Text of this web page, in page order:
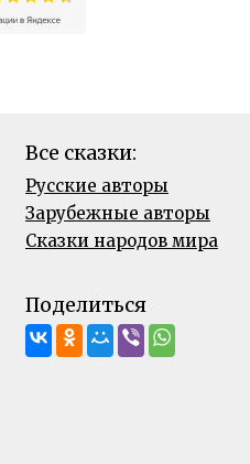
Все сказки:
Русские авторы
Зарубежные авторы
Сказки народов мира
Поделиться